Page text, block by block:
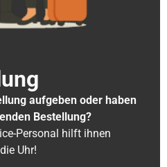
aufgeben oder haben
Bestellung?
Personal hilft ihnen
Uhr!